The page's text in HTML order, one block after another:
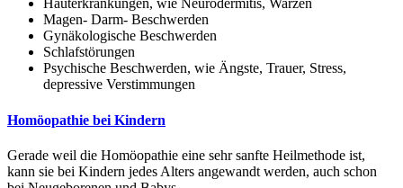
Hauterkrankungen, wie Neurodermitis, Warzen
Magen- Darm- Beschwerden
Gynäkologische Beschwerden
Schlafstörungen
Psychische Beschwerden, wie Ängste, Trauer, Stress,
depressive Verstimmungen
Homöopathie bei Kindern
Gerade weil die Homöopathie eine sehr sanfte Heilmethode ist,
kann sie bei Kindern jedes Alters angewandt werden, auch schon